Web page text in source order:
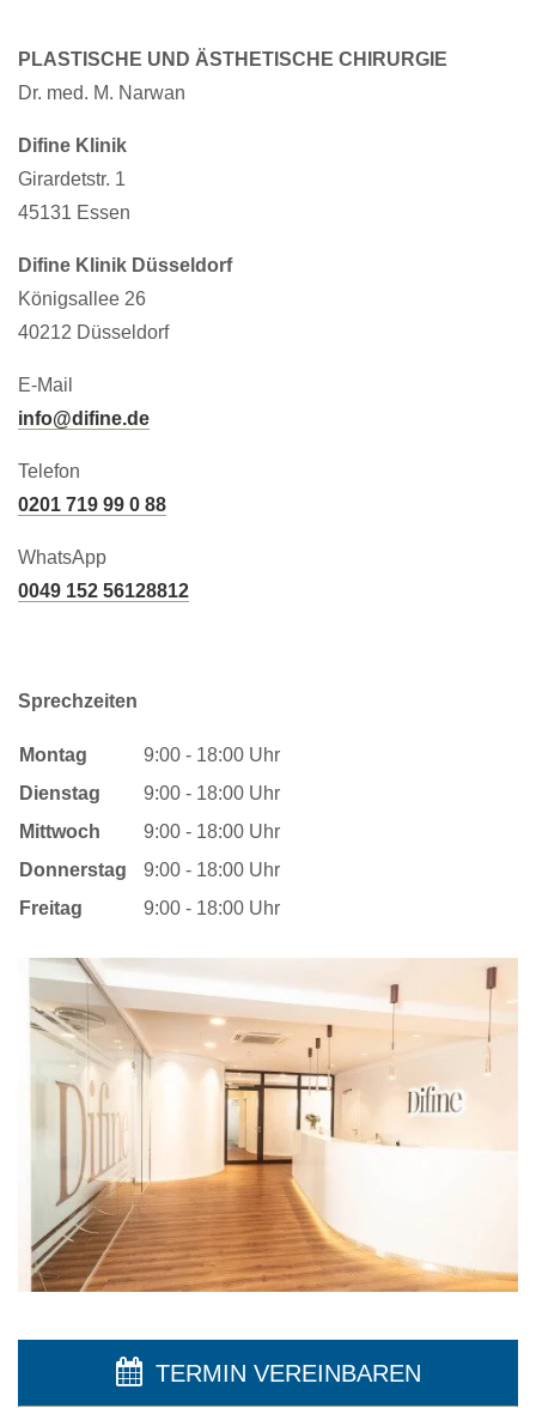
PLASTISCHE UND ÄSTHETISCHE CHIRURGIE
Dr. med. M. Narwan
Difine Klinik
Girardetstr. 1
45131 Essen
Difine Klinik Düsseldorf
Königsallee 26
40212 Düsseldorf
E-Mail
info@difine.de
Telefon
0201 719 99 0 88
WhatsApp
0049 152 56128812
Sprechzeiten
Montag
9:00 - 18:00 Uhr
Dienstag
9:00 - 18:00 Uhr
Mittwoch
9:00 - 18:00 Uhr
Donnerstag
9:00 - 18:00 Uhr
Freitag
9:00 - 18:00 Uhr
TERMIN VEREINBAREN